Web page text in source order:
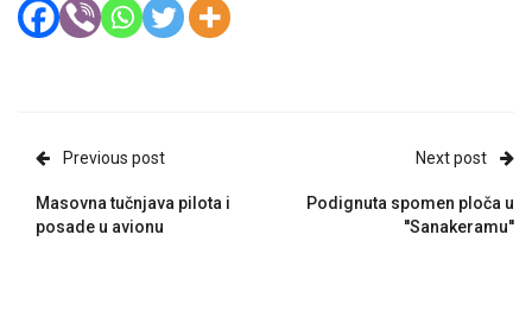
Previous post
Masovna tučnjava pilota i
posade u avionu
Next post
Podignuta spomen ploča u
''Sanakeramu''